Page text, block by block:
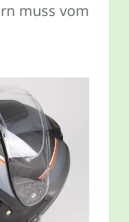
muss vom